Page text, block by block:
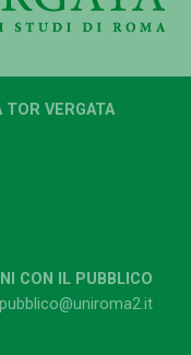
TOR VERGATA
CON IL PUBBLICO